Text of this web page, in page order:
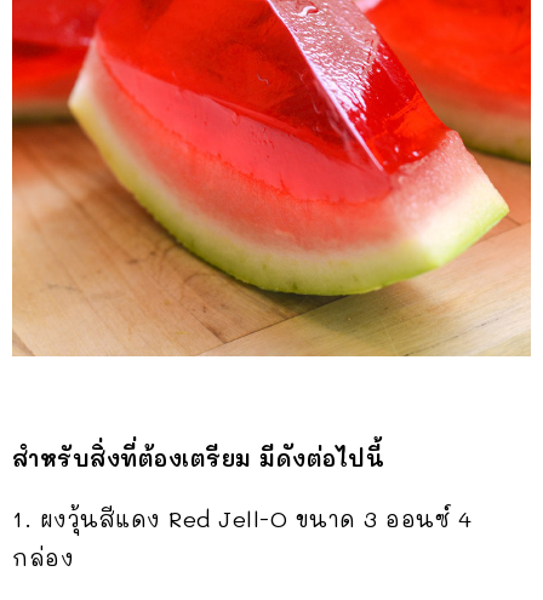
สำหรับสิ่งที่ต้องเตรียม มีดังต่อไปนี้
1. ผงวุ้นสีแดง Red Jell-O ขนาด 3 ออนซ์ 4
กล่อง